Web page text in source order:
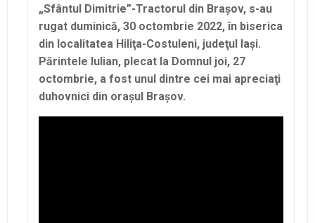
„Sfântul Dimitrie”-Tractorul din Braşov, s-au
rugat duminică, 30 octombrie 2022, în biserica
din localitatea Hiliţa-Costuleni, judeţul Iaşi.
Părintele Iulian, plecat la Domnul joi, 27
octombrie, a fost unul dintre cei mai apreciaţi
duhovnici din oraşul Braşov.